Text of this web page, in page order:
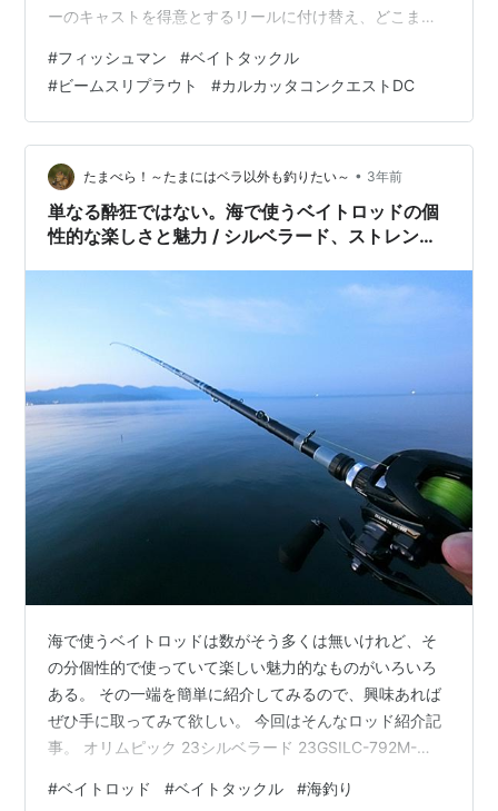
ーのキャストを得意とするリールに付け替え、どこまで
ィッシュマン ビームスリプラウト9.0M+ 【ロッドスペッ
ク】 ・全長：274cm（9.0ft） ・マテリアル：4軸カーボ
ン ・ガイド：Kガイドチタン＋ステン ・自重：258g ・
継数：3ピース ・仕舞い寸法：106cm ・グリップ長：
46cm ・ルアーウェ…
#フィッシュマン #ベイトタックル
#ビームスリプラウト #カルカッタコンクエストDC
たまべら！～たまにはベラ以外も釣りたい～ • 3年前
単なる酔狂ではない。海で使うベイトロッドの個
性的な楽しさと魅力 / シルベラード、ストレンジ
海で使うベイトロッドは数がそう多くは無いけれど、そ
の分個性的で使っていて楽しい魅力的なものがいろいろ
ある。 その一端を簡単に紹介してみるので、興味あれば
ぜひ手に取ってみて欲しい。 今回はそんなロッド紹介記
事。 オリムピック 23シルベラード 23GSILC-792M-
のチニングロッド。 30,000円台でこれでもかというほど
#ベイトロッド #ベイトタックル #海釣り